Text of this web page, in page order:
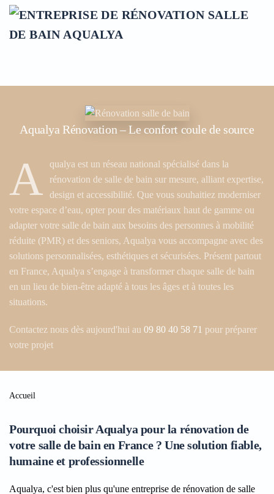
Accéder au contenu principal
Aqualya Rénovation – Le confort coule de source
A
qualya est un réseau national spécialisé dans la
rénovation de salle de bain sur mesure, alliant expertise,
design et accessibilité. Que vous souhaitiez moderniser
votre espace d’eau, opter pour des matériaux haut de gamme ou
adapter votre salle de bain aux besoins des personnes à mobilité
réduite (PMR) et des seniors, Aqualya vous accompagne avec des
solutions personnalisées, esthétiques et sécurisées. Présent partout
en France, Aqualya s’engage à transformer chaque salle de bain
en un lieu de bien-être adapté à tous les âges et à toutes les
situations.
Contactez nous dès aujourd'hui au 09 80 40 58 71 pour préparer
votre projet
Accueil
Pourquoi choisir Aqualya pour la rénovation de
votre salle de bain en France ? Une solution fiable,
humaine et professionnelle
Aqualya, c'est bien plus qu'une entreprise de rénovation de salle